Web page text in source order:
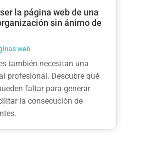
la página web de una
sin ánimo de
web
también necesitan una
profesional. Descubre qué
faltar para generar
la consecución de